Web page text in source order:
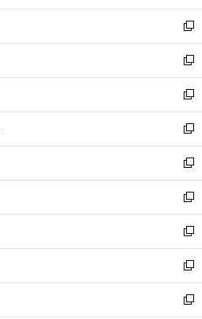
開
く
ウ
で
開
く
ン
ド
ウ
で
開
く
ウ
ィ
ン
ド
ウ
で
開
く
新
し
い
ウ
ィ
ン
ド
ウ
で
開
く
新
し
い
ウ
ィ
ン
ド
ウ
で
開
く
新
し
い
ウ
ィ
ン
ド
ウ
で
開
く
新
し
い
ウ
ィ
ン
ド
ウ
で
開
く
新
し
い
ウ
ィ
ン
ド
ウ
で
新
し
い
ウ
ィ
ン
ド
新
し
い
ウ
ィ
新
し
い
新